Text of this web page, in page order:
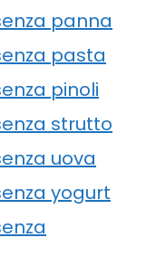
panna
pasta
pinoli
strutto
uova
yogurt